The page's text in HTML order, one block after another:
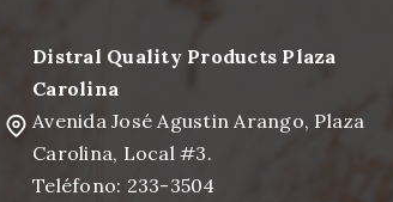
Distral Quality Products Plaza
Carolina
Avenida José Agustin Arango, Plaza
Carolina, Local #3.
Teléfono: 233-3504